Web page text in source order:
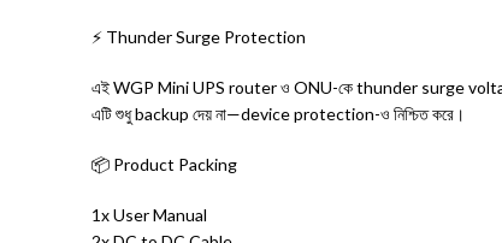
⚡ Thunder Surge Protection
এই WGP Mini UPS router ও ONU-কে thunder surge
এটি শুধু backup দেয় না—device protection-ও নিশ্চিত করে।
📦 Product Packing
1x User Manual